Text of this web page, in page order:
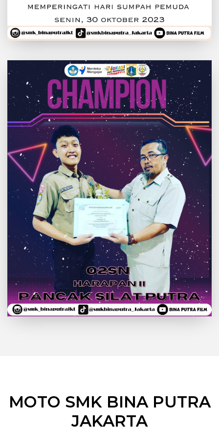
MOTO SMK BINA PUTRA
JAKARTA